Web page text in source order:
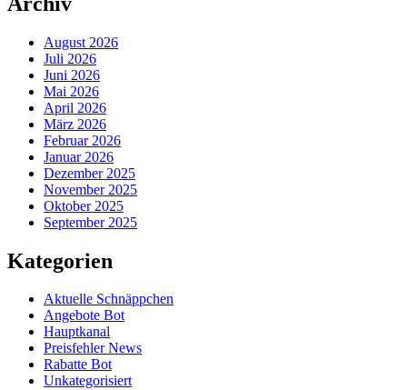
August 2026
Juli 2026
Juni 2026
Mai 2026
April 2026
März 2026
Februar 2026
Januar 2026
Dezember 2025
November 2025
Oktober 2025
September 2025
Kategorien
Aktuelle Schnäppchen
Angebote Bot
Hauptkanal
Preisfehler News
Rabatte Bot
Unkategorisiert